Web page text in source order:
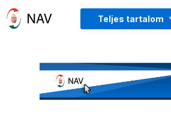
Teljes tartalom